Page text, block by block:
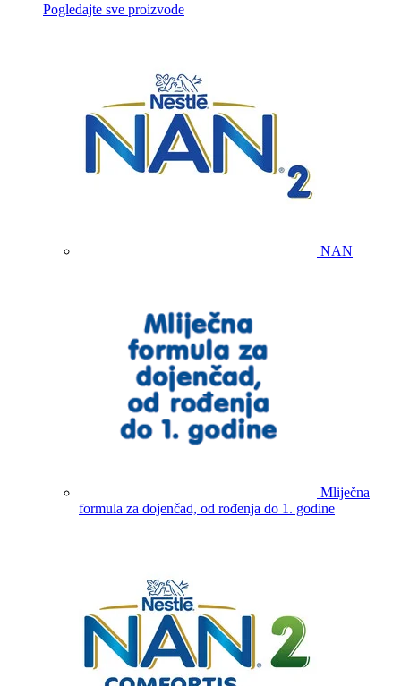
Pogledajte sve proizvode
NAN
Mliječna
formula za dojenčad, od rođenja do 1. godine